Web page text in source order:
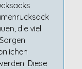
die viel
Diese